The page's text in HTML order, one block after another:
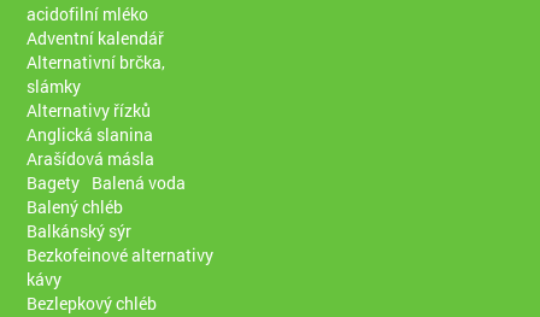
acidofilní mléko
Adventní kalendář
Alternativní brčka,
slámky
Alternativy řízků
Anglická slanina
Arašídová másla
Bagety Balená voda
Balený chléb
Balkánský sýr
Bezkofeinové alternativy
kávy
Bezlepkový chléb